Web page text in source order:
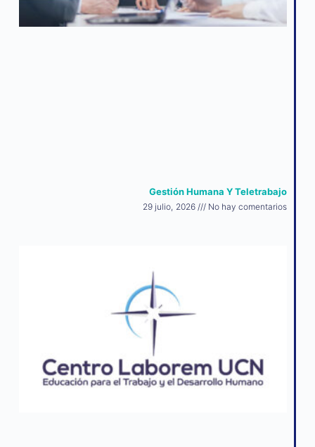
Gestión Humana Y Teletrabajo
29 julio, 2026 No hay comentarios